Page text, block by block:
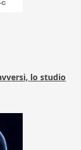
lo studio